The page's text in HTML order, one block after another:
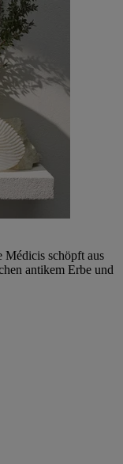
Médicis schöpft aus
antikem Erbe und